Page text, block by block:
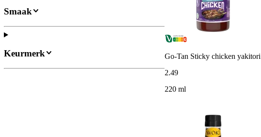
Smaak
Keurmerk
Go-Tan Sticky chicken yakitori
2.49
220 ml